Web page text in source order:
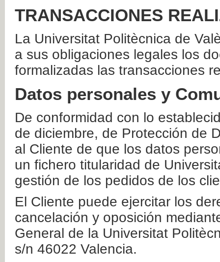
TRANSACCIONES
La Universitat Politècnica de
a sus obligaciones legales los
formalizadas las transacciones
Datos personales y
De conformidad con lo
de diciembre, de Protección de
al Cliente de que los datos
un fichero titularidad de
gestión de los pedidos de los
El Cliente puede ejercitar los
cancelación y oposición
General de la Universitat
s/n 46022 Valencia.